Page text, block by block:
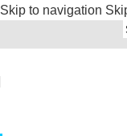
Skip to navigation